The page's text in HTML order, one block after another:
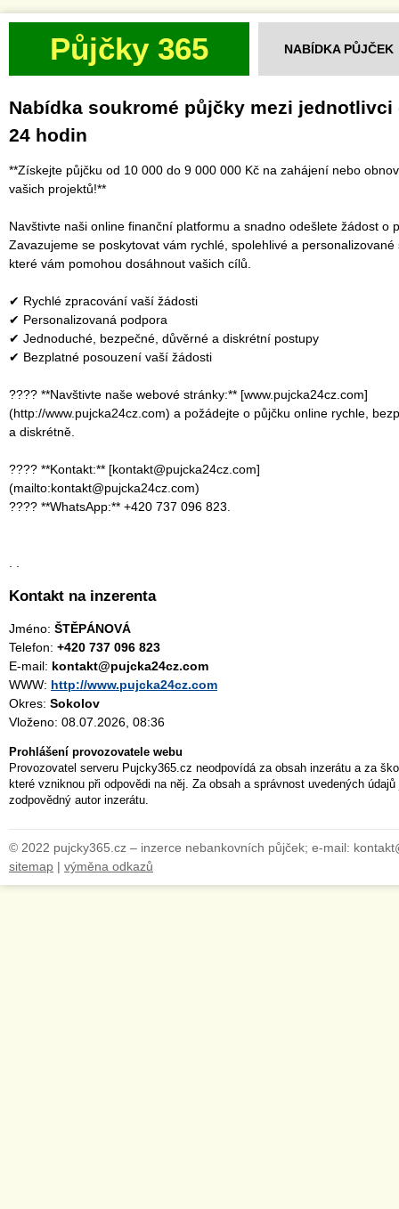
Půjčky 365 NABÍDKA PŮJČEK
Nabídka soukromé půjčky mezi jednotlivci
24 hodin
**Získejte půjčku od 10 000 do 9 000 000 Kč na zahájení nebo
vašich projektů!**
Navštivte naši online finanční platformu a snadno odešlete žádost o
Zavazujeme se poskytovat vám rychlé, spolehlivé a personalizované
které vám pomohou dosáhnout vašich cílů.
✔ Rychlé zpracování vaší žádosti
✔ Personalizovaná podpora
✔ Jednoduché, bezpečné, důvěrné a diskrétní postupy
✔ Bezplatné posouzení vaší žádosti
???? **Navštivte naše webové stránky:** [www.pujcka24cz.com]
(http://www.pujcka24cz.com) a požádejte o půjčku online rychle,
a diskrétně.
???? **Kontakt:** [kontakt@pujcka24cz.com]
(mailto:kontakt@pujcka24cz.com)
???? **WhatsApp:** +420 737 096 823.
Kontakt na inzerenta
Jméno: ŠTĚPÁNOVÁ
Telefon: +420 737 096 823
E-mail: kontakt@pujcka24cz.com
WWW: http://www.pujcka24cz.com
Okres: Sokolov
Vloženo: 08.07.2026, 08:36
Prohlášení provozovatele webu
Provozovatel serveru Pujcky365.cz neodpovídá za obsah inzerátu a za
které vzniknou při odpovědi na něj. Za obsah a správnost uvedených
zodpovědný autor inzerátu.
© 2022 pujcky365.cz – inzerce nebankovních půjček; e-mail:
sitemap | výměna odkazů